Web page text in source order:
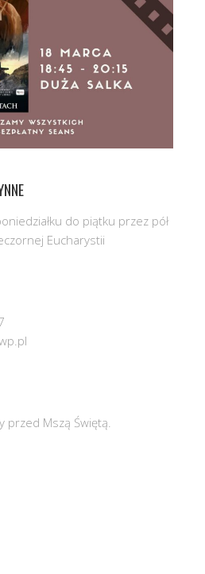
do piątku przez pół
Eucharystii
przed Mszą Świętą.